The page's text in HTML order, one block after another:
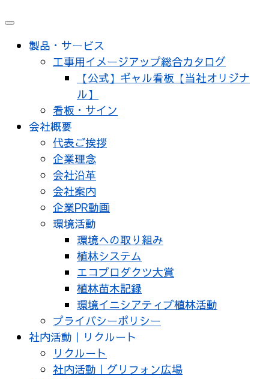
メ
製品・サービス
工事用イメージアップ総合カタログ
【公式】ギャル看板【当社オリジナ
ル】
看板・サイン
会社概要
代表ご挨拶
企業理念
会社沿革
会社案内
企業PR動画
環境活動
環境への取り組み
植林システム
エコプロダクツ大賞
植林苗木記録
環境イニシアティブ植林活動
プライバシーポリシー
社内活動｜リクルート
リクルート
社内活動｜グリフォン広場